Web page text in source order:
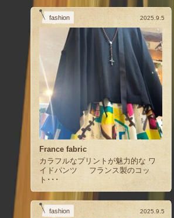
fashion 2025.9.5
France fabric
カラフルなプリントが魅力的な ワ
イドパンツ フランス製のコッ
ト･･･
fashion 2025.9.5